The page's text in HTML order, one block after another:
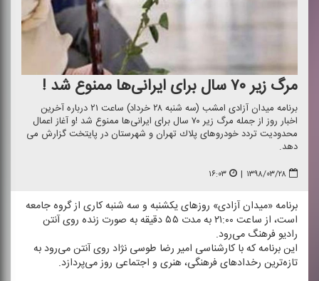
مرگ زیر ۷۰ سال برای ایرانی‌ها ممنوع شد !
برنامه میدان آزادی امشب (سه شنبه ۲۸ خرداد) ساعت ۲۱ درباره آخرین
اخبار روز از جمله مرگ زیر ۷۰ سال برای ایرانی‌ها ممنوع شد !و آغاز اعمال
محدودیت تردد خودروهای پلاك تهران و شهرستان در پایتخت گزارش می
دهد.
۱۳۹۸/۰۳/۲۸ | ۱۶:۰۳
برنامه «میدان آزادی» روزهای یكشنبه و سه شنبه كاری از گروه جامعه
است، از ساعت ۲۱:۰۰ به مدت ۵۵ دقیقه به صورت زنده روی آنتن
رادیو فرهنگ می‌رود.
این برنامه كه با كارشناسی امیر رضا طوسی نژاد روی آنتن می‌رود به
تازه‌ترین رخدادهای فرهنگی، هنری و اجتماعی روز می‌پردازد.